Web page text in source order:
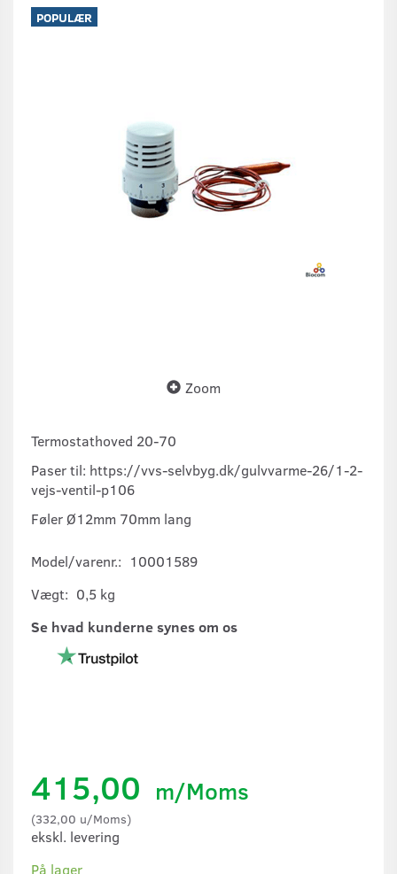
POPULÆR
Zoom
Termostathoved 20-70
Paser til: https://vvs-selvbyg.dk/gulvvarme-26/1-2-
vejs-ventil-p106
Føler Ø12mm 70mm lang
Model/varenr.: 10001589
Vægt: 0,5 kg
Se hvad kunderne synes om os
415,00 m/Moms
(332,00 u/Moms)
ekskl. levering
På lager